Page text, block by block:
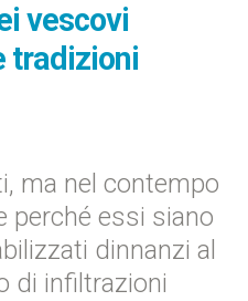
vescovi
tradizioni
ma nel contempo
perché essi siano
dinnanzi al
di infiltrazioni